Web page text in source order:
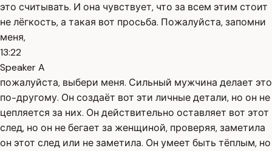
это считывать. И она чувствует, что за всем этим стоит
не лёгкость, а такая вот просьба. Пожалуйста, запомни
меня,
13:22
Speaker A
пожалуйста, выбери меня. Сильный мужчина делает это
по-другому. Он создаёт вот эти личные детали, но он не
цепляется за них. Он действительно оставляет вот этот
след, но он не бегает за женщиной, проверяя, заметила
он этот след или не заметила. Он умеет быть тёплым, но